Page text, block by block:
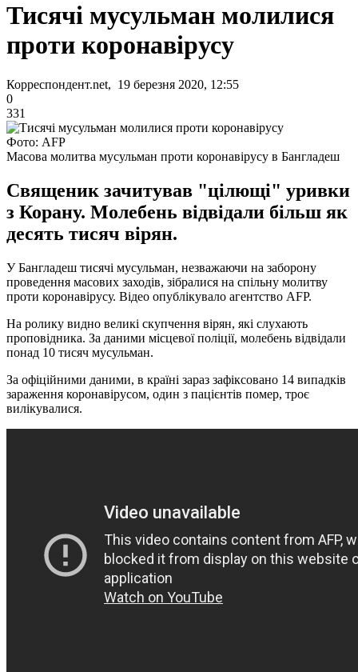
Тисячі мусульман молилися
проти коронавірусу
Корреспондент.net, 19 березня 2020, 12:55
0
331
Фото: AFP
Масова молитва мусульман проти коронавірусу в Бангладеш
Священик зачитував "цілющі" уривки
з Корану. Молебень відвідали більш як
десять тисяч вірян.
У Бангладеш тисячі мусульман, незважаючи на заборону
проведення масових заходів, зібралися на спільну молитву
проти коронавірусу. Відео опублікувало агентство AFP.
На ролику видно великі скупчення вірян, які слухають
проповідника. За даними місцевої поліції, молебень відвідали
понад 10 тисяч мусульман.
За офіційними даними, в країні зараз зафіксовано 14 випадків
зараження коронавірусом, один з пацієнтів помер, троє
вилікувалися.